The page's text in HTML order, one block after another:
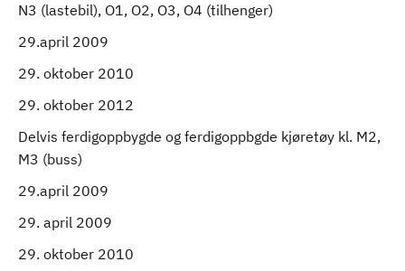
N3 (lastebil), O1, O2, O3, O4 (tilhenger)
29.april 2009
29. oktober 2010
29. oktober 2012
Delvis ferdigoppbygde og ferdigoppbgde kjøretøy kl. M2,
M3 (buss)
29.april 2009
29. april 2009
29. oktober 2010